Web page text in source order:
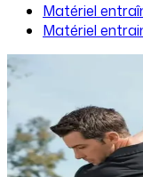
Matériel
Matériel